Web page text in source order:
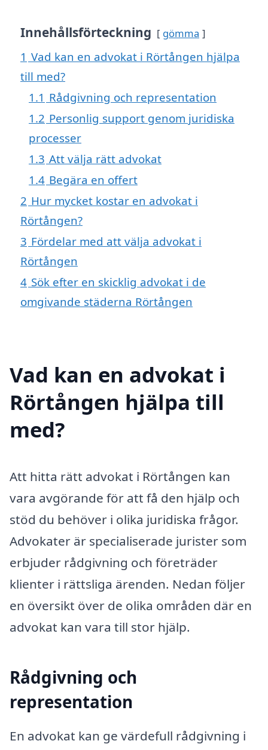
Innehållsförteckning gömma
1 Vad kan en advokat i Rörtången hjälpa
till med?
1.1 Rådgivning och representation
1.2 Personlig support genom juridiska
processer
1.3 Att välja rätt advokat
1.4 Begära en offert
2 Hur mycket kostar en advokat i
Rörtången?
3 Fördelar med att välja advokat i
Rörtången
4 Sök efter en skicklig advokat i de
omgivande städerna Rörtången
Vad kan en advokat i
Rörtången hjälpa till
med?
Att hitta rätt advokat i Rörtången kan
vara avgörande för att få den hjälp och
stöd du behöver i olika juridiska frågor.
Advokater är specialiserade jurister som
erbjuder rådgivning och företräder
klienter i rättsliga ärenden. Nedan följer
en översikt över de olika områden där en
advokat kan vara till stor hjälp.
Rådgivning och
representation
En advokat kan ge värdefull rådgivning i